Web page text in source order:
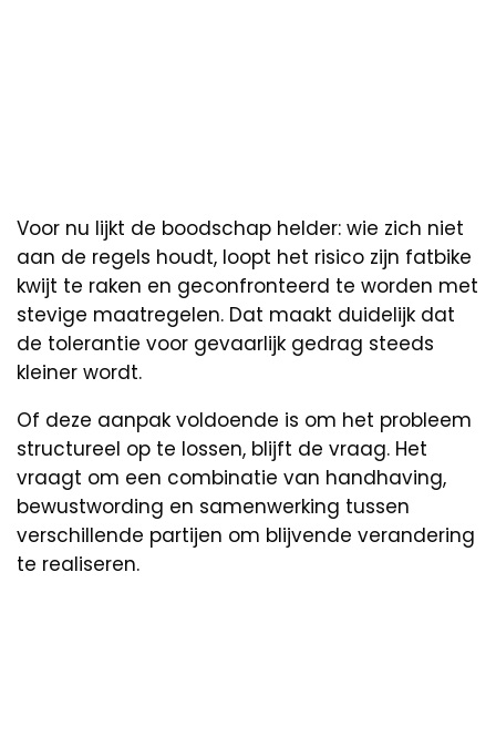
Voor nu lijkt de boodschap helder: wie zich niet
aan de regels houdt, loopt het risico zijn fatbike
kwijt te raken en geconfronteerd te worden met
stevige maatregelen. Dat maakt duidelijk dat
de tolerantie voor gevaarlijk gedrag steeds
kleiner wordt.
Of deze aanpak voldoende is om het probleem
structureel op te lossen, blijft de vraag. Het
vraagt om een combinatie van handhaving,
bewustwording en samenwerking tussen
verschillende partijen om blijvende verandering
te realiseren.